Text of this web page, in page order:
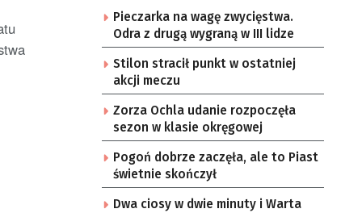
Pieczarka na wagę zwycięstwa.
Odra z drugą wygraną w III lidze
Stilon stracił punkt w ostatniej
akcji meczu
Zorza Ochla udanie rozpoczęła
sezon w klasie okręgowej
Pogoń dobrze zaczęła, ale to Piast
świetnie skończył
Dwa ciosy w dwie minuty i Warta